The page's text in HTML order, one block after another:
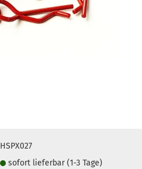
HSPX027
sofort lieferbar (1-3 Tage)